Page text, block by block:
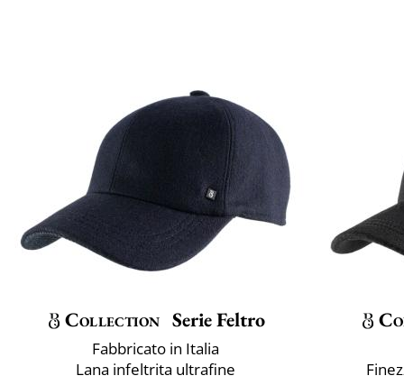
Collection Serie Feltro
Fabbricato in Italia
Lana infeltrita ultrafine